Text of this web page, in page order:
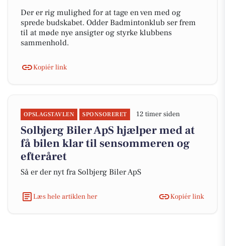
Der er rig mulighed for at tage en ven med og
sprede budskabet. Odder Badmintonklub ser frem
til at møde nye ansigter og styrke klubbens
sammenhold.
Kopiér link
OPSLAGSTAVLEN SPONSORERET 12 timer siden
Solbjerg Biler ApS hjælper med at
få bilen klar til sensommeren og
efteråret
Så er der nyt fra Solbjerg Biler ApS
Læs hele artiklen her Kopiér link